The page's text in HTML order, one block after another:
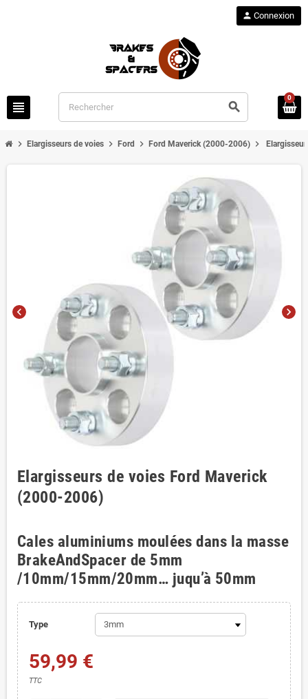
view_headline search
person Connexion
0
chevron_right Elargisseurs de voies chevron_right Ford chevron_right Ford Maverick (2000-2006) chevron_right
chevron_left chevron_right
Elargisseurs de voies Ford Maverick
(2000-2006)
Cales aluminiums moulées dans la masse
BrakeAndSpacer de 5mm
/10mm/15mm/20mm… juqu’à 50mm
Type
59,99 €
TTC